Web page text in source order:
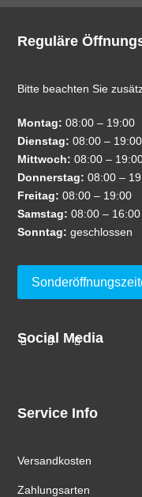
Reguläre
Bitte beachten Sie
Montag: 08:00 – 19:00
Dienstag: 08:00 – 19:00
Mittwoch: 08:00 –
Donnerstag: 08:00 –
Freitag: 08:00 – 19:00
Samstag: 08:00 – 16:00
Sonntag: geschlossen
Social Media
Service Info
Versandkosten
Zahlungsarten